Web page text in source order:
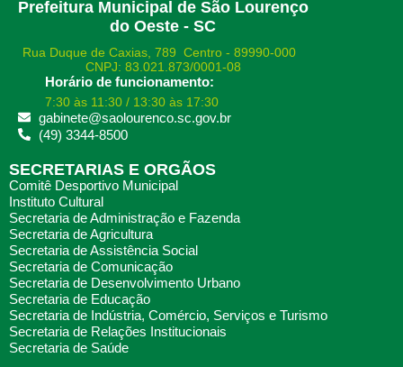
Prefeitura Municipal de São Lourenço
do Oeste - SC
Rua Duque de Caxias, 789 Centro - 89990-000
CNPJ: 83.021.873/0001-08
Horário de funcionamento:
7:30 às 11:30 / 13:30 às 17:30
gabinete@saolourenco.sc.gov.br
(49) 3344-8500
SECRETARIAS E ORGÃOS
Comitê Desportivo Municipal
Instituto Cultural
Secretaria de Administração e Fazenda
Secretaria de Agricultura
Secretaria de Assistência Social
Secretaria de Comunicação
Secretaria de Desenvolvimento Urbano
Secretaria de Educação
Secretaria de Indústria, Comércio, Serviços e Turismo
Secretaria de Relações Institucionais
Secretaria de Saúde